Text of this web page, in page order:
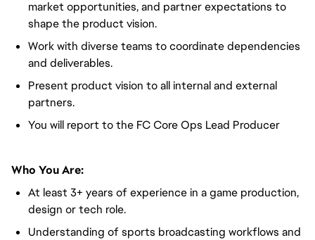
market opportunities, and partner expectations to
shape the product vision.
Work with diverse teams to coordinate dependencies
and deliverables.
Present product vision to all internal and external
partners.
You will report to the FC Core Ops Lead Producer
Who You Are:
At least 3+ years of experience in a game production,
design or tech role.
Understanding of sports broadcasting workflows and